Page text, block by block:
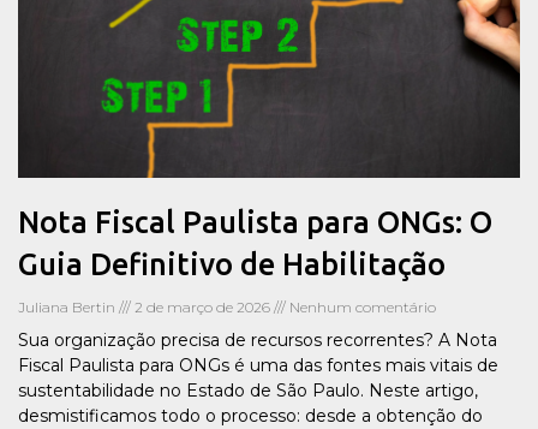
Nota Fiscal Paulista para ONGs: O
Guia Definitivo de Habilitação
Juliana Bertin 2 de março de 2026 Nenhum comentário
Sua organização precisa de recursos recorrentes? A Nota
Fiscal Paulista para ONGs é uma das fontes mais vitais de
sustentabilidade no Estado de São Paulo. Neste artigo,
desmistificamos todo o processo: desde a obtenção do